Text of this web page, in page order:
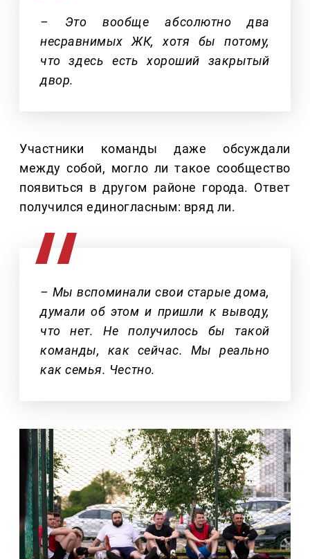
– Это вообще абсолютно два
несравнимых ЖК, хотя бы потому,
что здесь есть хороший закрытый
двор.
Участники команды даже обсуждали
между собой, могло ли такое сообщество
появиться в другом районе города. Ответ
получился единогласным: вряд ли.
– Мы вспоминали свои старые дома,
думали об этом и пришли к выводу,
что нет. Не получилось бы такой
команды, как сейчас. Мы реально
как семья. Честно.